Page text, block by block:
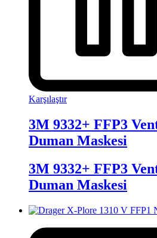
Karşılaştır
3M 9332+ FFP3
Duman Maskesi
3M 9332+ FFP3
Duman Maskesi